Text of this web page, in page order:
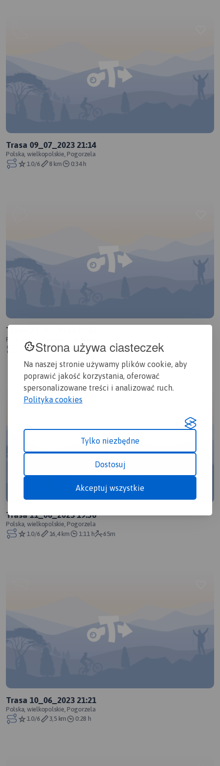
Strona używa ciasteczek
Na naszej stronie używamy plików cookie, aby
poprawić jakość korzystania, oferować
spersonalizowane treści i analizować ruch.
Polityka cookies
Tylko niezbędne
Dostosuj
Akceptuj wszystkie
Trasa 09_07_2023 21:14
Polska, wielkopolskie, Pogorzela
1.0/6
8 km 0:34 h
Trasa 07_07_2023 20:42
Polska, wielkopolskie, Pogorzela
1.0/6
11,7 km 0:55 h 20m
Trasa 11_06_2023 19:56
Polska, wielkopolskie, Pogorzela
1.0/6
16,4 km 1:11 h 65m
Trasa 10_06_2023 21:21
Polska, wielkopolskie, Pogorzela
1.0/6
3,5 km 0:28 h